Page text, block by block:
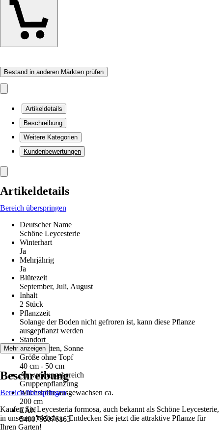
Bestand in anderen Märkten prüfen
Artikeldetails
Beschreibung
Weitere Kategorien
Kundenbewertungen
Artikeldetails
Bereich überspringen
Deutscher Name
Schöne Leycesterie
Winterhart
Ja
Mehrjährig
Ja
Blütezeit
September, Juli, August
Inhalt
2 Stück
Pflanzzeit
Solange der Boden nicht gefroren ist, kann diese Pflanze
ausgepflanzt werden
Standort
Halbschatten, Sonne
Größe ohne Topf
40 cm - 50 cm
Anwendungsbereich
Gruppenpflanzung
Wuchshöhe ausgewachsen ca.
200 cm
EAN
5400785076163
Mehr anzeigen
Beschreibung
Bereich überspringen
Kaufen Sie Leycesteria formosa, auch bekannt als Schöne Leycesterie,
in unserem Webshop. Entdecken Sie jetzt die attraktive Pflanze für
Ihren Garten!